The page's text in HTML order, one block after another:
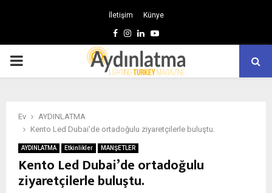
İletişim Künye
Facebook
Instagram
LinkedinYoutube
BIRINCIL
Ev
AYDINLATMA
Kento Led Dubai’de ortadoğulu ziyaretçilerle buluştu.
AYDINLATMA Etkinlikler MANŞETLER
Kento Led Dubai’de ortadoğulu
ziyaretçilerle buluştu.